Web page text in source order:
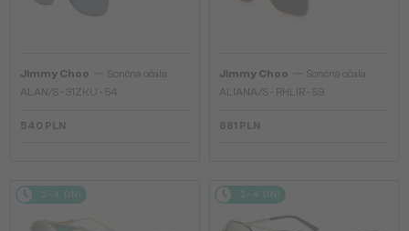
Jimmy Choo
Sončna očala
ALAN/S - 31ZKU - 54
540 PLN
Jimmy Choo
Sončna očala
ALIANA/S - RHLIR - 59
681 PLN
2-4 DNI 2-4 DNI